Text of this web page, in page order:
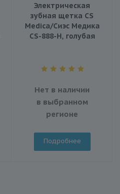
Электрическая
зубная щетка CS
Medica/Сиэс Медика
CS-888-H, голубая
Нет в наличии
в выбранном
регионе
Подробнее